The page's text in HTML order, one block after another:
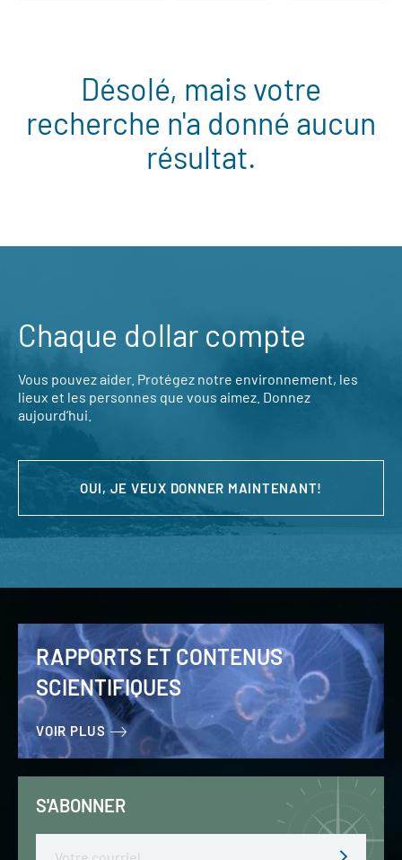
Désolé, mais votre
recherche n'a donné aucun
résultat.
Chaque dollar compte
Vous pouvez aider. Protégez notre environnement, les
lieux et les personnes que vous aimez. Donnez
aujourd’hui.
OUI, JE VEUX DONNER MAINTENANT!
RAPPORTS ET CONTENUS
SCIENTIFIQUES
VOIR PLUS
S'ABONNER